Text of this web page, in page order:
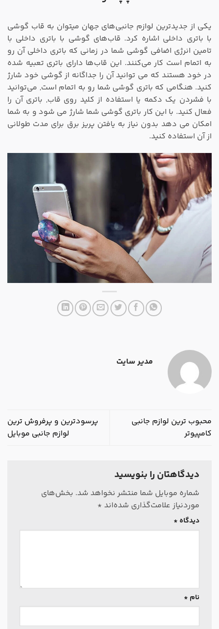
یکی از جدیدترین لوازم جانبی‌های جهان میتوان به قاب گوشی
با باتری داخلی اشاره کرد. قاب‌های گوشی با باتری داخلی با
تامین انرژی اضافی گوشی شما در زمانی که باتری داخلی آن رو
به اتمام است کار می‌کنند. این قاب‌ها دارای باتری تعبیه شده
در خود هستند که می توانید آن را جداگانه از گوشی خود شارژ
کنید. هنگامی که باتری گوشی شما رو به اتمام است, می‌توانید
با فشردن یک دکمه یا استفاده از کلید روی قاب, باتری آن را
فعال کنید. با این کار باتری گوشی شما شارژ می شود و به شما
امکان می دهد بدون نیاز به یافتن پریز برق برای مدت طولانی
از آن استفاده کنید.
مدیر سایت
محبوب ترین لوازم جانبی
کامپیوتر
پرسودترین و پرفروش ترین
لوازم جانبی موبایل
دیدگاهتان را بنویسید
شماره موبایل شما منتشر نخواهد شد. بخش‌های
موردنیاز علامت‌گذاری شده‌اند *
دیدگاه*
نام*